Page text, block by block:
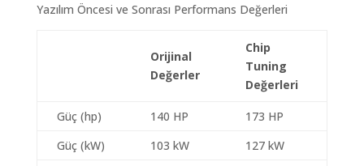
Yazılım Öncesi ve Sonrası Performans Değerleri
Orijinal
Değerler
Chip
Tuning
Değerleri
Güç (hp) 140 HP
173 HP
Güç (kW)
103 kW
127 kW